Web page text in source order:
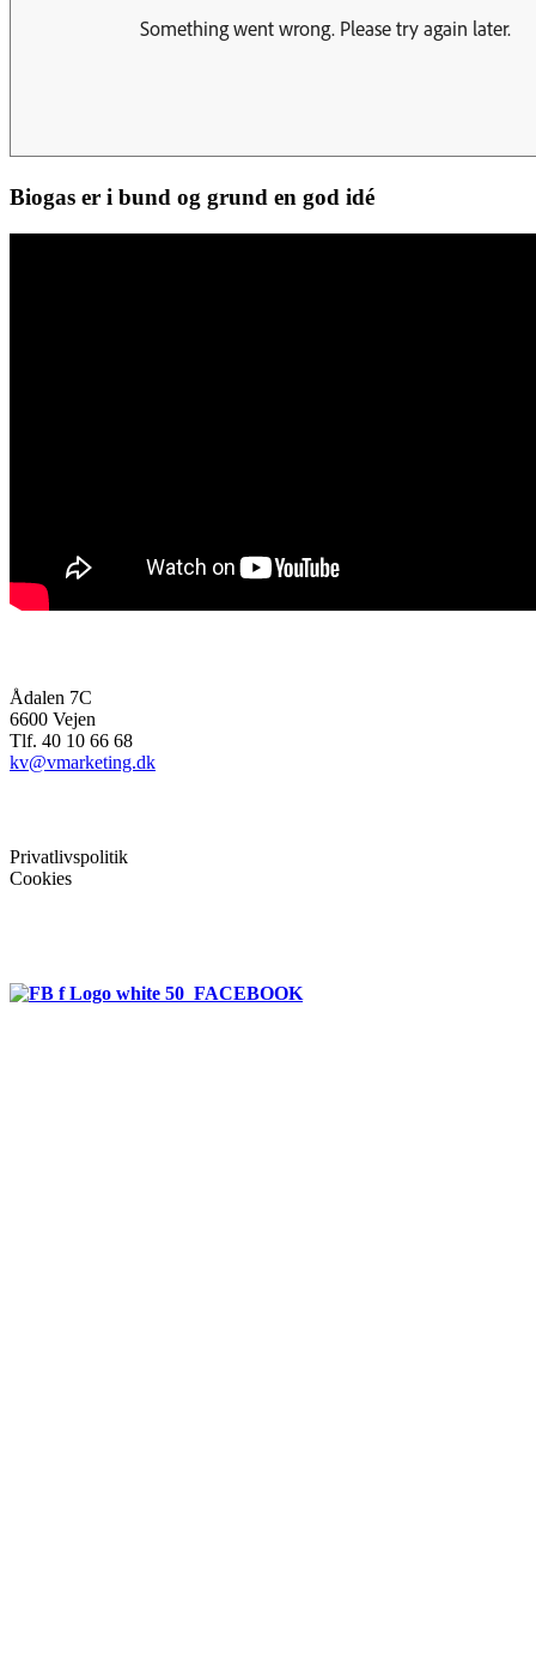
Biogas er i bund og grund en god idé
Ådalen 7C
6600 Vejen
Tlf. 40 10 66 68
kv@vmarketing.dk
Privatlivspolitik
Cookies
FACEBOOK